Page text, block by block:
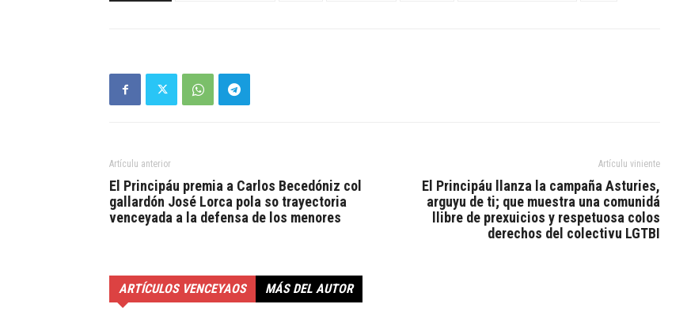
Artículu anterior
El Principáu premia a Carlos Becedóniz col
gallardón José Lorca pola so trayectoria
venceyada a la defensa de los menores
Artículu viniente
El Principáu llanza la campaña Asturies,
arguyu de ti; que muestra una comunidá
llibre de prexuicios y respetuosa colos
derechos del colectivu LGTBI
ARTÍCULOS VENCEYAOS MÁS DEL AUTOR